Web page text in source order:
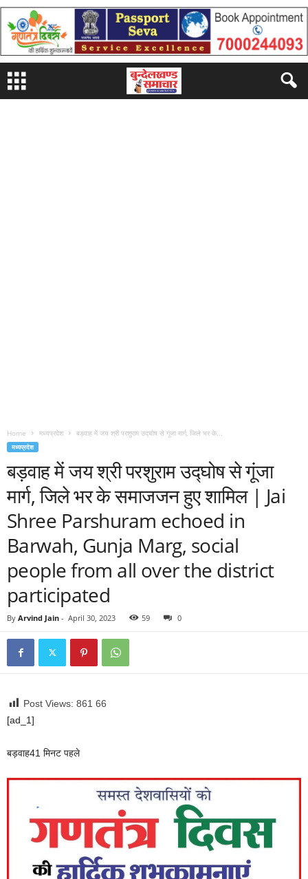
Home मध्यप्रदेश बड़वाह में जय श्री परशुराम उद्घोष से गूंजा मार्ग, जिले भर के...
मध्यप्रदेश
बड़वाह में जय श्री परशुराम उद्घोष से गूंजा
मार्ग, जिले भर के समाजजन हुए शामिल | Jai
Shree Parshuram echoed in
Barwah, Gunja Marg, social
people from all over the district
participated
By Arvind Jain - April 30, 2023 59 0
Post Views: 861 66
[ad_1]
बड़वाह41 मिनट पहले